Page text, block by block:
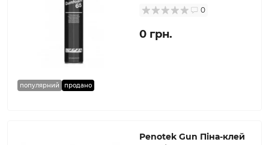
популярний продано
0
0 грн.
Penotek Gun Піна-клей